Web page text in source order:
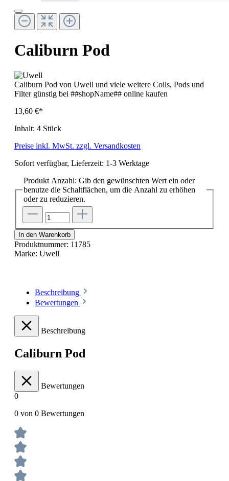
Caliburn Pod
Caliburn Pod von Uwell und viele weitere Coils, Pods und
Filter günstig bei ##shopName## online kaufen
13,60 €*
Inhalt: 4 Stück
Preise inkl. MwSt. zzgl. Versandkosten
Sofort verfügbar, Lieferzeit: 1-3 Werktage
Produkt Anzahl: Gib den gewünschten Wert ein oder
benutze die Schaltflächen, um die Anzahl zu erhöhen
oder zu reduzieren.
In den Warenkorb
Produktnummer: 11785
Marke: Uwell
Beschreibung
Bewertungen
Beschreibung
Caliburn Pod
Bewertungen
0
0 von 0 Bewertungen